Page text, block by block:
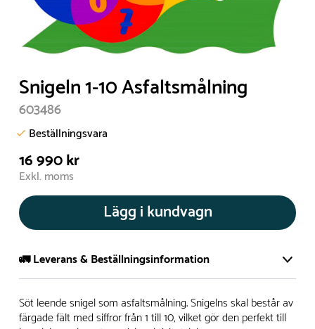
Snigeln 1-10 Asfaltsmålning
603486
Beställningsvara
16 990 kr
Exkl. moms
Lägg i kundvagn
🚛 Leverans & Beställningsinformation
Normalt sätt tillverkar vi alla produkter efter beställning.
Detta gör vi för att garantera att du inte ska få en produkt
Söt leende snigel som asfaltsmålning. Snigelns skal består av
färgade fält med siffror från 1 till 10, vilket gör den perfekt till